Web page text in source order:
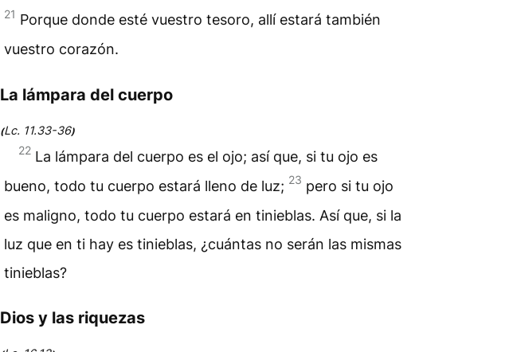
21 Porque donde esté vuestro tesoro, allí estará también
vuestro corazón.
La lámpara del cuerpo
(Lc. 11.33-36)
22 La lámpara del cuerpo es el ojo; así que, si tu ojo es
bueno, todo tu cuerpo estará lleno de luz; 23 pero si tu ojo
es maligno, todo tu cuerpo estará en tinieblas. Así que, si la
luz que en ti hay es tinieblas, ¿cuántas no serán las mismas
tinieblas?
Dios y las riquezas